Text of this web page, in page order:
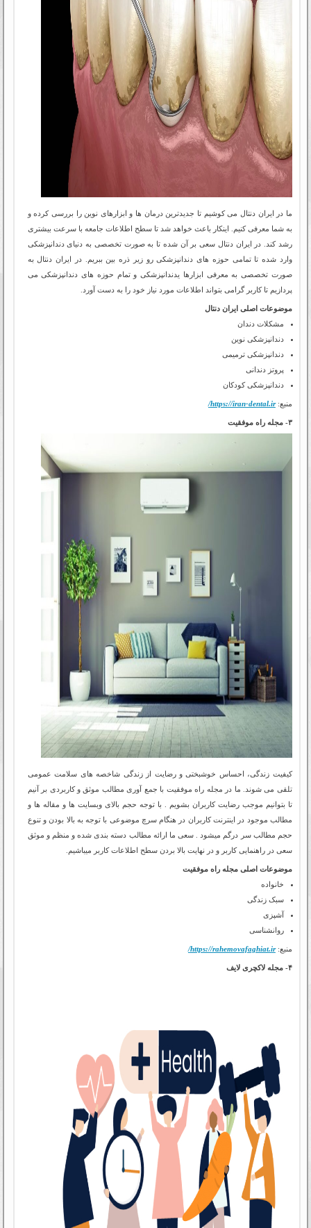
ما در ایران دنتال می کوشیم تا جدیدترین درمان ها و ابزارهای نوین را بررسی کرده و
به شما معرفی کنیم. اینکار باعث خواهد شد تا سطح اطلاعات جامعه با سرعت بیشتری
رشد کند. در ایران دنتال سعی بر آن شده تا به صورت تخصصی به دنیای دندانپزشکی
وارد شده تا تمامی حوزه های دندانپزشکی رو زیر ذره بین ببریم. در ایران دنتال به
صورت تخصصی به معرفی ابزارها یدندانپزشکی و تمام حوزه های دندانپزشکی می
پردازیم تا کاربر گرامی بتواند اطلاعات مورد نیاز خود را به دست آورد.
موضوعات اصلی ایران دنتال
مشکلات دندان
دندانپزشکی نوین
دندانپزشکی ترمیمی
پروتز دندانی
دندانپزشکی کودکان
منبع:https://iran-dental.ir/
۳- مجله راه موفقیت
کیفیت زندگی، احساس خوشبختی و رضایت از زندگی شاخص­ه های سلامت عمومی
تلقی می­ شوند. ما در مجله راه موفقیت با جمع آوری مطالب موثق و کاربردی بر آنیم
تا بتوانیم موجب رضایت کاربران بشویم . با توجه حجم بالای وبسایت ها و مقاله ها و
مطالب موجود در اینترنت کاربران در هنگام سرچ موضوعی با توجه به بالا بودن و تنوع
حجم مطالب سر درگم میشود . سعی ما ارائه مطالب دسته بندی شده و منظم و موثق
سعی در راهنمایی کاربر و در نهایت بالا بردن سطح اطلاعات کاربر میباشیم.
موضوعات اصلی مجله راه موفقیت
خانواده
سبک زندگی
آشپزی
روانشناسی
منبع:https://rahemovafaghiat.ir/
۴- مجله لاکچری لایف